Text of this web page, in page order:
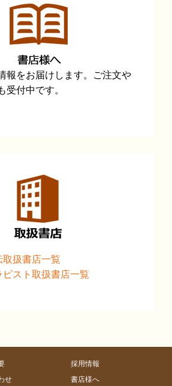
報をお届けします。ご注文や
受付中です。
取扱書店一覧
ピスト取扱書店一覧
採用情報
せ
書店様へ